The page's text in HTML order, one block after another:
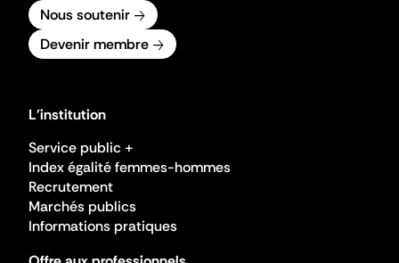
Nous soutenir
Devenir membre
L'institution
Service public +
Index égalité femmes-hommes
Recrutement
Marchés publics
Informations pratiques